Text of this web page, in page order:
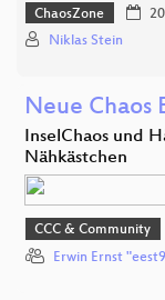
ChaosZone
Niklas Stein
Neue Chaos
InselChaos und
Nähkästchen
CCC & Community
Erwin Ernst